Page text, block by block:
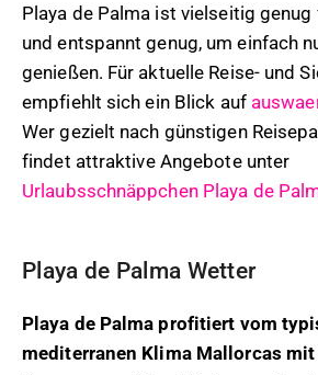
Playa de Palma ist vielseitig genug
und entspannt genug, um einfach
genießen. Für aktuelle Reise- und
empfiehlt sich ein Blick auf
Wer gezielt nach günstigen
findet attraktive Angebote unter
Urlaubsschnäppchen Playa de
Playa de Palma Wetter
Playa de Palma profitiert vom
mediterranen Klima Mallorcas mit